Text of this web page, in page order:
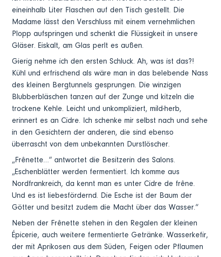
eineinhalb Liter Flaschen auf den Tisch gestellt. Die
Madame lässt den Verschluss mit einem vernehmlichen
Plopp aufspringen und schenkt die Flüssigkeit in unsere
Gläser. Eiskalt, am Glas perlt es außen.
Gierig nehme ich den ersten Schluck. Ah, was ist das?!
Kühl und erfrischend als wäre man in das belebende Nass
des kleinen Bergtunnels gesprungen. Die winzigen
Blubberbläschen tanzen auf der Zunge und kitzeln die
trockene Kehle. Leicht und unkompliziert, mild-herb,
erinnert es an Cidre. Ich schenke mir selbst nach und sehe
in den Gesichtern der anderen, die sind ebenso
überrascht von dem unbekannten Durstlöscher.
„Frênette…“ antwortet die Besitzerin des Salons.
„Eschenblätter werden fermentiert. Ich komme aus
Nordfrankreich, da kennt man es unter Cidre de frêne.
Und es ist liebesfördernd. Die Esche ist der Baum der
Götter und besitzt zudem die Macht über das Wasser.“
Neben der Frênette stehen in den Regalen der kleinen
Épicerie, auch weitere fermentierte Getränke. Wasserkefir,
der mit Aprikosen aus dem Süden, Feigen oder Pflaumen